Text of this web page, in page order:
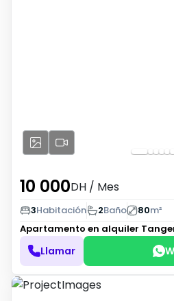
10 000DH / Mes
3Habitación 2Baño 80m²
Apartamento en alquiler
Llamar